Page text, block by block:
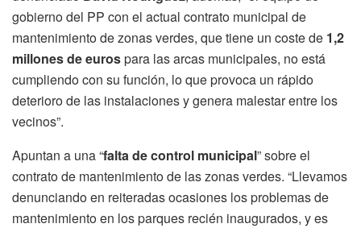
gobierno del PP con el actual contrato municipal de
mantenimiento de zonas verdes, que tiene un coste de 1,2
millones de eurospara las arcas municipales, no está
cumpliendo con su función, lo que provoca un rápido
deterioro de las instalaciones y genera malestar entre los
vecinos”.
Apuntan a una “falta de control municipal” sobre el
contrato de mantenimiento de las zonas verdes. “Llevamos
denunciando en reiteradas ocasiones los problemas de
mantenimiento en los parques recién inaugurados, y es